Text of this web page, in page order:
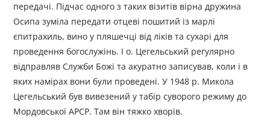
передачі. Підчас одного з таких візитів вірна дружина
Осипа зуміла передати отцеві пошитий із марлі
єпитрахиль, вино у пляшечці від ліків та сухарі для
проведення богослужінь. І о. Цегельський регулярно
відправляв Служби Божі та акуратно записував, коли і в
яких намірах вони були проведені. У 1948 р. Микола
Цегельський був вивезений у табір суворого режиму до
Мордовської АРСР. Там він тяжко хворів.